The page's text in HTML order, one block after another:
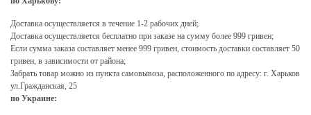
Доставка осуществляется в течение 1-2 рабочих дней;
Доставка осуществляется бесплатно при заказе на сумму более 999 гривен;
Если сумма заказа составляет менее 999 гривен, стоимость доставки составляет 50
гривен, в зависимости от района;
Забрать товар можно из пункта самовывоза, расположенного по адресу: г. Харьков
ул.Гражданская, 25
по Украине: